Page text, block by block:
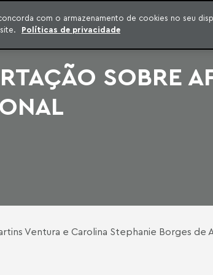
MEYER ADVOGADOS
SÉRIES
SOBRE
Ventura e Carolina Stephanie Borges de
com o armazenamento de cookies no seu
Políticas de privacidade